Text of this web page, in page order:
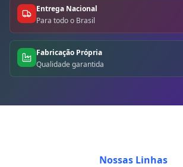
Entrega Nacional
Para todo o Brasil
Fabricação Própria
Qualidade garantida
Nossas Linhas